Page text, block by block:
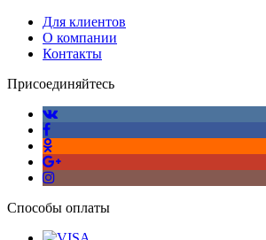
Для клиентов
О компании
Контакты
Присоединяйтесь
Способы оплаты